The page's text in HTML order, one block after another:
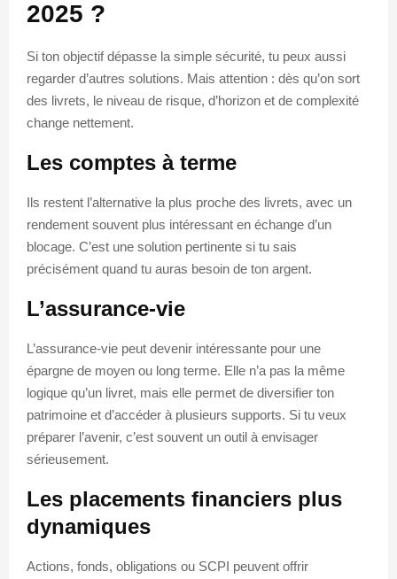
2025 ?
Si ton objectif dépasse la simple sécurité, tu peux aussi
regarder d’autres solutions. Mais attention : dès qu’on sort
des livrets, le niveau de risque, d’horizon et de complexité
change nettement.
Les comptes à terme
Ils restent l’alternative la plus proche des livrets, avec un
rendement souvent plus intéressant en échange d’un
blocage. C’est une solution pertinente si tu sais
précisément quand tu auras besoin de ton argent.
L’assurance-vie
L’assurance-vie peut devenir intéressante pour une
épargne de moyen ou long terme. Elle n’a pas la même
logique qu’un livret, mais elle permet de diversifier ton
patrimoine et d’accéder à plusieurs supports. Si tu veux
préparer l’avenir, c’est souvent un outil à envisager
sérieusement.
Les placements financiers plus
dynamiques
Actions, fonds, obligations ou SCPI peuvent offrir